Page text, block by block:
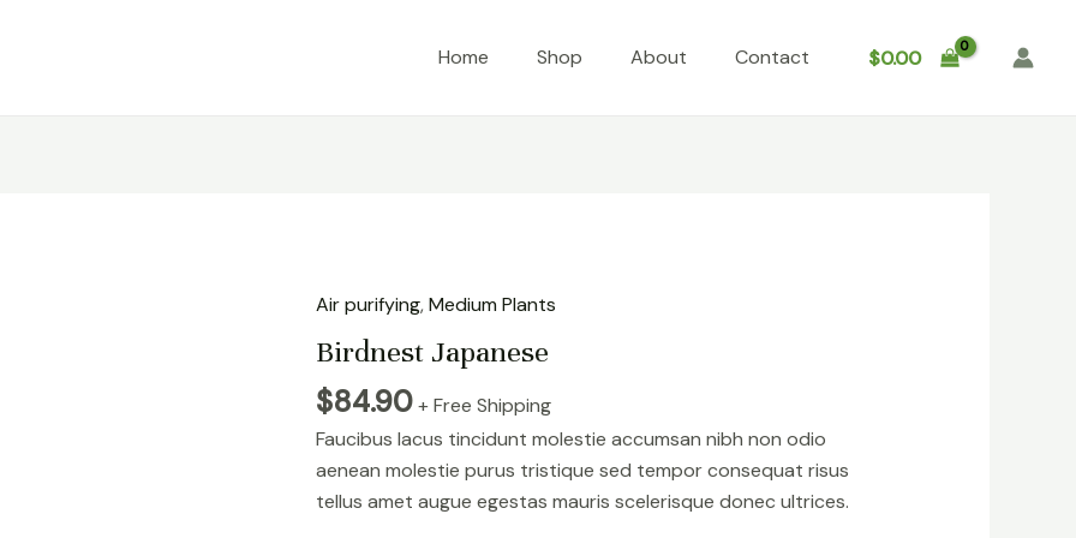
Home Shop About Contact $0.00
Air purifying,Medium Plants
Birdnest Japanese
$84.90 + Free Shipping
Faucibus lacus tincidunt molestie accumsan nibh non odio
aenean molestie purus tristique sed tempor consequat risus
tellus amet augue egestas mauris scelerisque donec ultrices.